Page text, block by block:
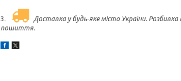
3.
Доставка у будь-яке місто України.
пошиття.